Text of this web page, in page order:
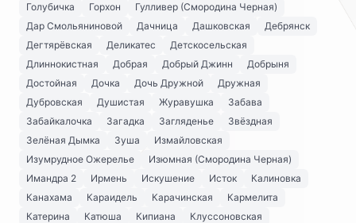
Голубичка
Горхон
Гулливер (Смородина Черная)
Дар Смольяниновой
Дачница Дашковская
Дебрянск
Дегтярёвская
Деликатес
Детскосельская
Длиннокистная
Добрая Добрый Джинн
Добрыня
Достойная
Дочка Дочь Дружной
Дружная
Дубровская
Душистая Журавушка
Забава
Забайкалочка
Загадка Загляденье
Звёздная
Зелёная Дымка
Зуша
Измайловская
Изумрудное Ожерелье
Изюмная (Смородина Черная)
Имандра 2
Ирмень Искушение Исток
Калиновка
Канахама
Караидель Карачинская
Кармелита
Катерина
Катюша Кипиана Клуссоновская